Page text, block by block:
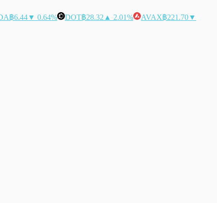
฿6.44▼ 0.64% DOT฿28.32 ▲ 2.01% AVAX฿221.70▼